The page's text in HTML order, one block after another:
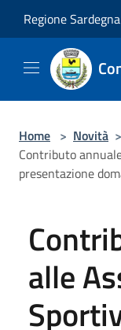
Regione Sardegna
Home > Novità >
Contributo
presentazione
alle